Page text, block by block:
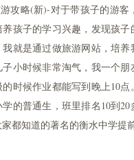
攻略(新)-对于带孩子的游
孩子的学习兴趣，发现孩
我就是通过做旅游网站，培
子小时候非常淘气，我一个
时候作业都能写到晚上10
学的普通生，班里排名10到
都知道的著名的衡水中学提